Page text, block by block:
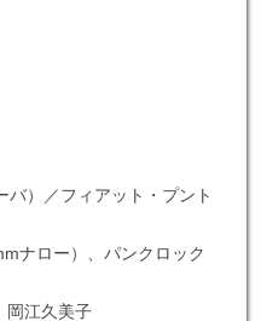
バ）／フィアット・プント
ナロー）、パンクロック
岡江久美子